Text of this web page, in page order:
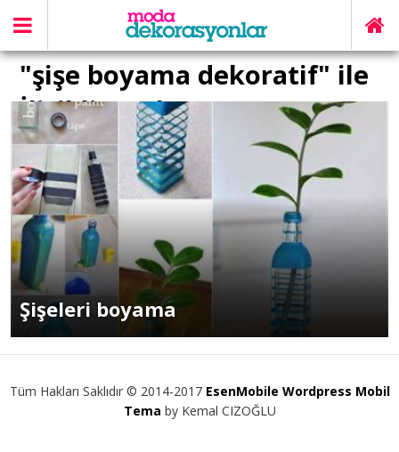
"şişe boyama dekoratif" ile
İlişikli yazılar
Şişeleri boyama
Tüm Hakları Saklıdır © 2014-2017 EsenMobile Wordpress Mobil
Tema by Kemal CIZOĞLU